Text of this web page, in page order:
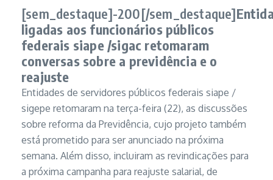
[sem_destaque]-200[/sem_destaque]
ligadas aos funcionários públicos
federais siape /sigac retomaram
conversas sobre a previdência e o
reajuste
Entidades de servidores públicos federais siape /
sigepe retomaram na terça-feira (22), as discussões
sobre reforma da Previdência, cujo projeto também
está prometido para ser anunciado na próxima
semana. Além disso, incluiram as revindicações para
a próxima campanha para reajuste salarial, de